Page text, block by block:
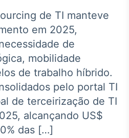
Agro
Tudo sobre o
agronegócio
Broadcast
Político
Os bastidores da
política em tempo
real
de TI manteve
em 2025,
de
mobilidade
de trabalho híbrido.
pelo portal TI
de terceirização de TI
alcançando US$
das […]